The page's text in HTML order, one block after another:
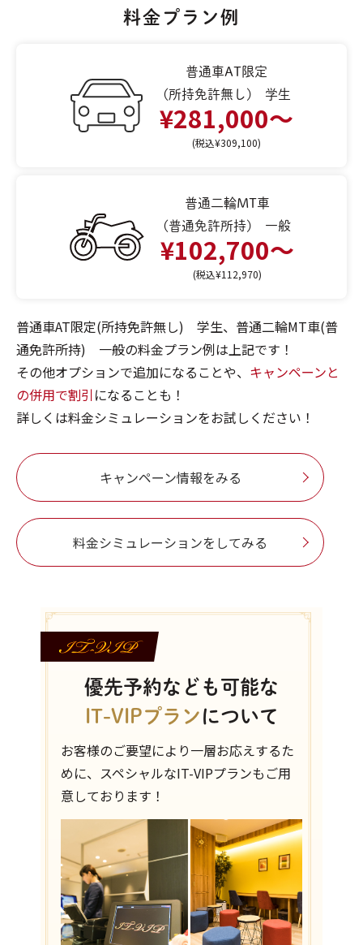
料金プラン例
普通車AT限定
(所持免許無し) 学生
¥281,000〜
(税込¥309,100)
普通二輪MT車
(普通免許所持) 一般
¥102,700〜
(税込¥112,970)
普通車AT限定(所持免許無し) 学生、普通二輪MT車(普
通免許所持) 一般の料金プラン例は上記です！
その他オプションで追加になることや、 キャンペーンと
の併用で割引になることも！
詳しくは料金シミュレーションをお試しください！
キャンペーン情報をみる
料金シミュレーションをしてみる
優先予約なども可能な
IT-VIPプラン について
お客様のご要望により一層お応えするた
めに、 スペシャルなIT-VIPプランもご用
意しております！